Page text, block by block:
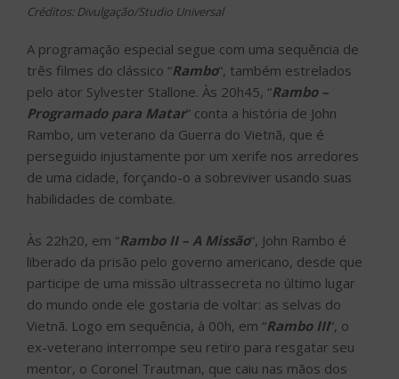
Créditos: Divulgação/Studio Universal
A programação especial segue com uma sequência de
três filmes do clássico “Rambo“, também estrelados
pelo ator Sylvester Stallone. Às 20h45, “Rambo –
Programado para Matar” conta a história de John
Rambo, um veterano da Guerra do Vietnã, que é
perseguido injustamente por um xerife nos arredores
de uma cidade, forçando-o a sobreviver usando suas
habilidades de combate.
Às 22h20, em “Rambo II – A Missão“, John Rambo é
liberado da prisão pelo governo americano, desde que
participe de uma missão ultrassecreta no último lugar
do mundo onde ele gostaria de voltar: as selvas do
Vietnã. Logo em sequência, à 00h, em “Rambo III“, o
ex-veterano interrompe seu retiro para resgatar seu
mentor, o Coronel Trautman, que caiu nas mãos dos